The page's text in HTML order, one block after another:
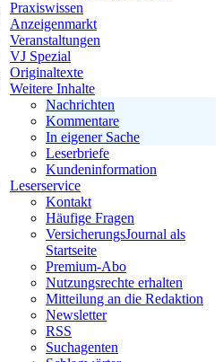
Praxiswissen
Anzeigenmarkt
Veranstaltungen
VJ Spezial
Originaltexte
Weitere Inhalte
Nachrichten
Kommentare
In eigener Sache
Leserbriefe
Kundeninformation
Leserservice
Kontakt
Häufige Fragen
VersicherungsJournal als
Startseite
Premium-Abo
Nutzungsrechte erhalten
Mitteilung an die Redaktion
Newsletter
RSS
Suchagenten